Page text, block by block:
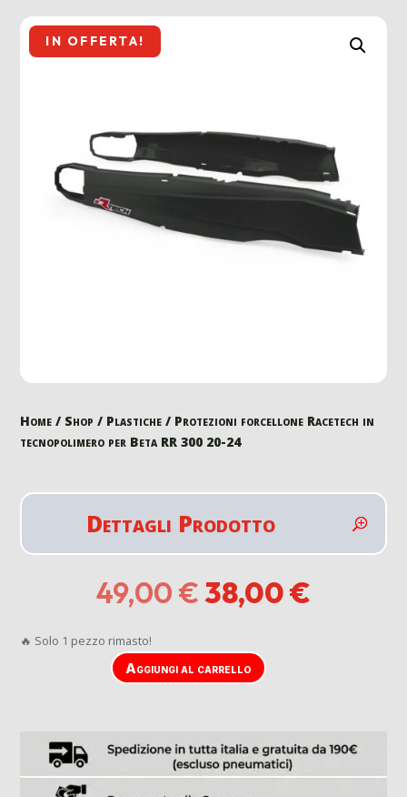
IN OFFERTA!
Home / Shop / Plastiche / Protezioni forcellone Racetech in
tecnopolimero per Beta RR 300 20-24
Dettagli Prodotto
49,00 €Il
prezzo
era:
49,00 €.
38,00€
🔥 Solo 1 pezzo rimasto!
Aggiungi al carrello